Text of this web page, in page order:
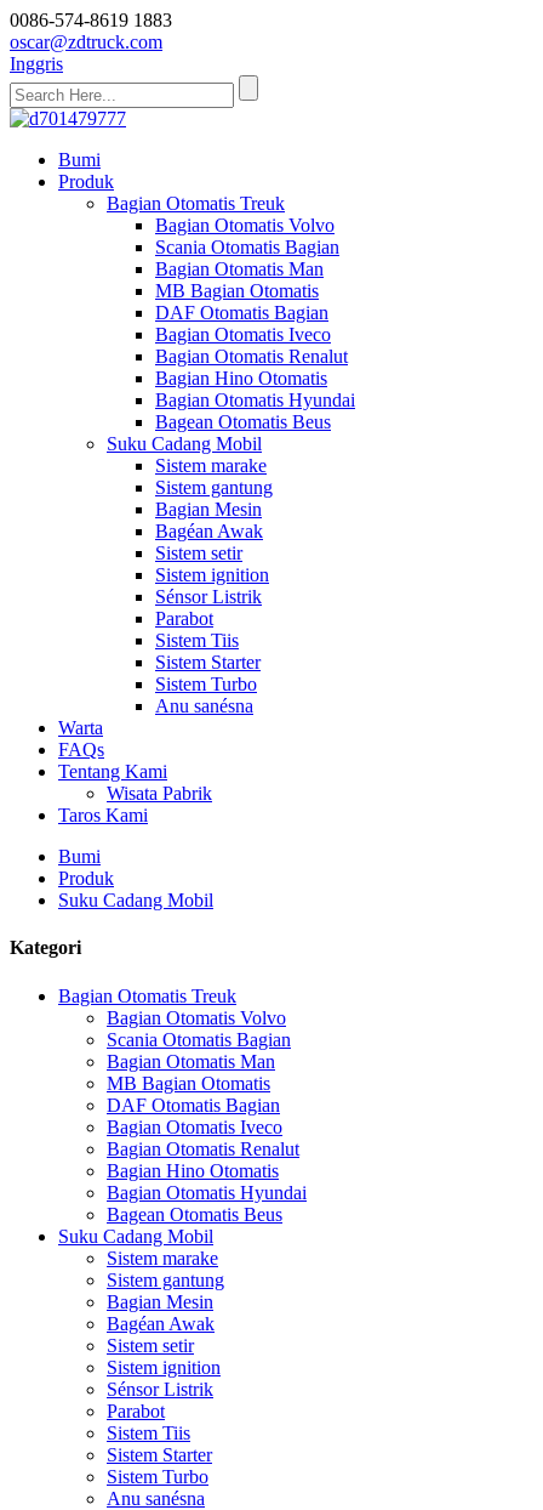
0086-574-8619 1883
oscar@zdtruck.com
Inggris
Bumi
Produk
Bagian Otomatis Treuk
Bagian Otomatis Volvo
Scania Otomatis Bagian
Bagian Otomatis Man
MB Bagian Otomatis
DAF Otomatis Bagian
Bagian Otomatis Iveco
Bagian Otomatis Renalut
Bagian Hino Otomatis
Bagian Otomatis Hyundai
Bagean Otomatis Beus
Suku Cadang Mobil
Sistem marake
Sistem gantung
Bagian Mesin
Bagéan Awak
Sistem setir
Sistem ignition
Sénsor Listrik
Parabot
Sistem Tiis
Sistem Starter
Sistem Turbo
Anu sanésna
Warta
FAQs
Tentang Kami
Wisata Pabrik
Taros Kami
Bumi
Produk
Suku Cadang Mobil
Kategori
Bagian Otomatis Treuk
Bagian Otomatis Volvo
Scania Otomatis Bagian
Bagian Otomatis Man
MB Bagian Otomatis
DAF Otomatis Bagian
Bagian Otomatis Iveco
Bagian Otomatis Renalut
Bagian Hino Otomatis
Bagian Otomatis Hyundai
Bagean Otomatis Beus
Suku Cadang Mobil
Sistem marake
Sistem gantung
Bagian Mesin
Bagéan Awak
Sistem setir
Sistem ignition
Sénsor Listrik
Parabot
Sistem Tiis
Sistem Starter
Sistem Turbo
Anu sanésna